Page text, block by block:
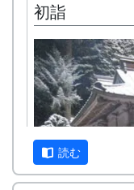
初詣
読む